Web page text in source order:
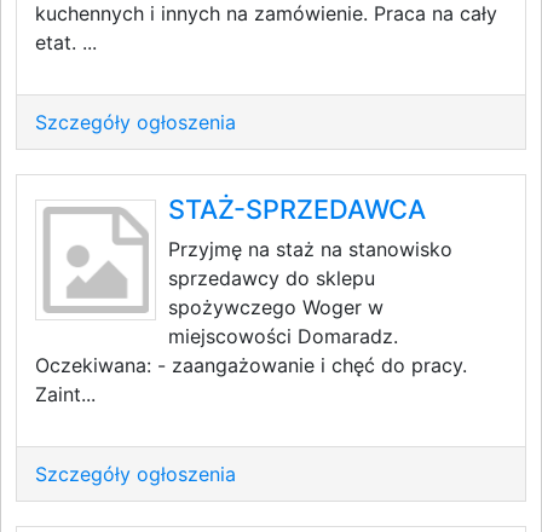
kuchennych i innych na zamówienie. Praca na cały
etat. ...
Szczegóły ogłoszenia
STAŻ-SPRZEDAWCA
Przyjmę na staż na stanowisko
sprzedawcy do sklepu
spożywczego Woger w
miejscowości Domaradz.
Oczekiwana: - zaangażowanie i chęć do pracy.
Zaint...
Szczegóły ogłoszenia